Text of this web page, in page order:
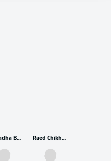
Mortadha Ben Ouanes Raed Chikhaoui